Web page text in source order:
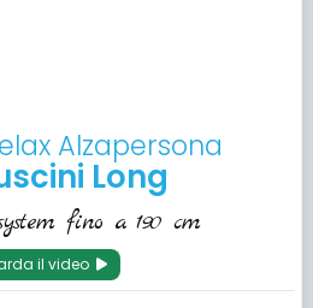
Alzapersona
Long
fino a 190 cm
il video